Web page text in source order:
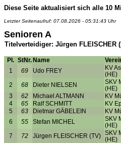
Diese Seite aktualisiert sich alle 10
Letzter Seitenaufruf: 07.08.2026 - 05:31:43 Uhr
Senioren A
Titelverteidiger: Jürgen FLEISCHER
Pl. StNr.Name
1
69 Udo FREY
KV
(HE)
2 68 Dieter NIELSEN
SKV
(HE)
3
62 Michael ALTMANN KV
4
65 Ralf SCHMITT KV
5
63 Dietmar GÄBELEIN KV
6
55 Stefan MICHEL
SKV
(HE)
7 72 Jürgen FLEISCHER (TV)
SKV
(HE)